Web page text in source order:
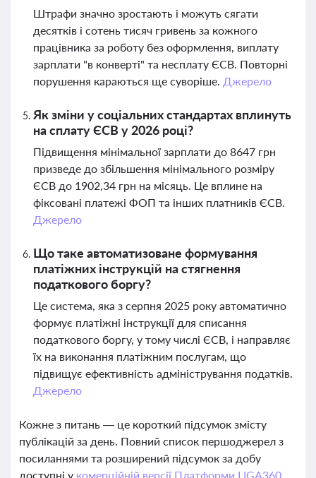
Штрафи значно зростають і можуть сягати
десятків і сотень тисяч гривень за кожного
працівника за роботу без оформлення, виплату
зарплати "в конверті" та несплату ЄСВ. Повторні
порушення караються ще суворіше. Джерело
Як зміни у соціальних стандартах вплинуть
на сплату ЄСВ у 2026 році?
Підвищення мінімальної зарплати до 8647 грн
призведе до збільшення мінімального розміру
ЄСВ до 1902,34 грн на місяць. Це вплине на
фіксовані платежі ФОП та інших платників ЄСВ.
Джерело
Що таке автоматизоване формування
платіжних інструкцій на стягнення
податкового боргу?
Це система, яка з серпня 2025 року автоматично
формує платіжні інструкції для списання
податкового боргу, у тому числі ЄСВ, і направляє
їх на виконання платіжним послугам, що
підвищує ефективність адміністрування податків.
Джерело
Кожне з питань — це короткий підсумок змісту
публікацій за день. Повний список першоджерел з
посиланнями та розширений підсумок за добу
доступні у комерційній версії Платформи LIGA360.